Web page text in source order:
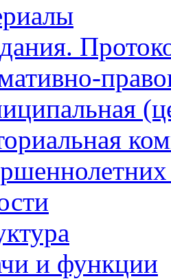
и функции